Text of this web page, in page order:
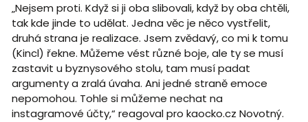
„Nejsem proti. Když si ji oba slibovali, když by oba chtěli,
tak kde jinde to udělat. Jedna věc je něco vystřelit,
druhá strana je realizace. Jsem zvědavý, co mi k tomu
(Kincl) řekne. Můžeme vést různé boje, ale ty se musí
zastavit u byznysového stolu, tam musí padat
argumenty a zralá úvaha. Ani jedné straně emoce
nepomohou. Tohle si můžeme nechat na
instagramové účty,“ reagoval pro kaocko.cz Novotný.